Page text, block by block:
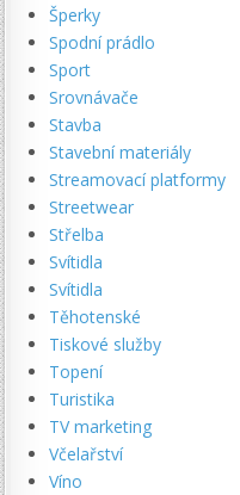
Šperky
Spodní prádlo
Sport
Srovnávače
Stavba
Stavební materiály
Streamovací platformy
Streetwear
Střelba
Svítidla
Svítidla
Těhotenské
Tiskové služby
Topení
Turistika
TV marketing
Včelařství
Víno